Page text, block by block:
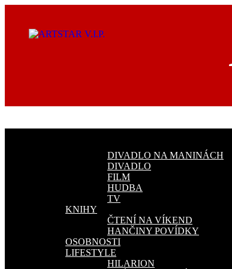
obsahu
DIVADLO NA MANINÁCH
DIVADLO
FILM
HUDBA
TV
KNIHY
ČTENÍ NA VÍKEND
HANČINY POVÍDKY
OSOBNOSTI
LIFESTYLE
HILARION